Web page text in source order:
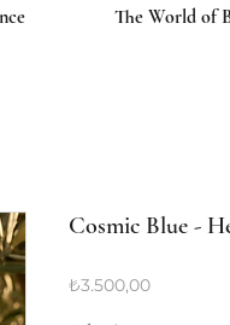
The World of
Cosmic Blue -
₺3.500,00Fiyat